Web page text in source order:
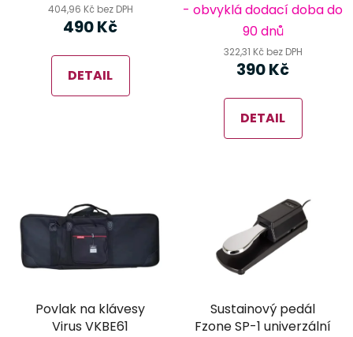
404,96 Kč bez DPH
490 Kč
DETAIL
- obvyklá dodací doba do
90 dnů
322,31 Kč bez DPH
390 Kč
DETAIL
Povlak na klávesy
Virus VKBE61
Sustainový pedál
Fzone SP-1 univerzální